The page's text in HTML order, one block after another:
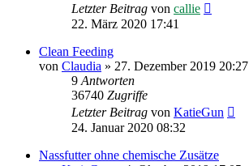
Letzter Beitrag von callie
22. März 2020 17:41
Clean Feeding
von Claudia » 27. Dezember 2019 20:27
9 Antworten
36740 Zugriffe
Letzter Beitrag von KatieGun
24. Januar 2020 08:32
Nassfutter ohne chemische Zusätze